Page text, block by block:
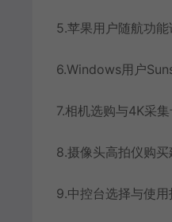
5.苹果用户随航功
6.Windows用户
7.相机选购与4K采
8.摄像头高拍仪购
9.中控台选择与使